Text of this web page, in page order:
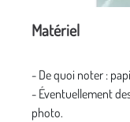
Matériel
- De quoi noter :
- Éventuellement
photo.